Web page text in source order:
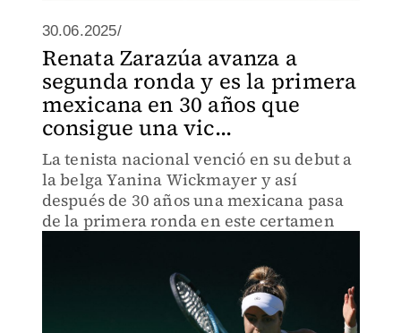
30.06.2025/
Renata Zarazúa avanza a
segunda ronda y es la primera
mexicana en 30 años que
consigue una vic...
La tenista nacional venció en su debut a
la belga Yanina Wickmayer y así
después de 30 años una mexicana pasa
de la primera ronda en este certamen